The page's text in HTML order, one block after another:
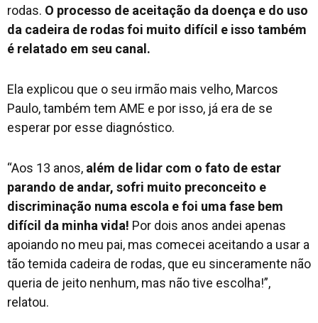
rodas. O processo de aceitação da doença e do uso
da cadeira de rodas foi muito difícil e isso também
é relatado em seu canal.
Ela explicou que o seu irmão mais velho, Marcos
Paulo, também tem AME e por isso, já era de se
esperar por esse diagnóstico.
“Aos 13 anos, além de lidar com o fato de estar
parando de andar, sofri muito preconceito e
discriminação numa escola e foi uma fase bem
difícil da minha vida! Por dois anos andei apenas
apoiando no meu pai, mas comecei aceitando a usar a
tão temida cadeira de rodas, que eu sinceramente não
queria de jeito nenhum, mas não tive escolha!”,
relatou.